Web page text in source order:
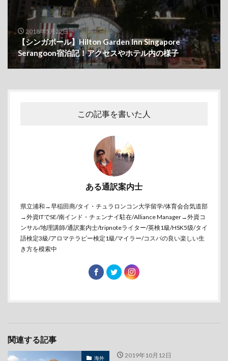
2018年5月22日
【シンガポール】Hilton Garden Inn Singapore
Serangoon宿泊記！アクセスやホテル内の様子
この記事を書いた人
ある通訳案内士
県立浦和→早稲田商/タイ・チュラロンコン大学留学/体育会合気道部
→外資ITでSE/南インド・チェンナイ駐在/Alliance Manager→外資コ
ンサル/地理講師/通訳案内士/tripnoteライター/英検1級/HSK5级/タイ
語検定3級/アロマテラピー検定1級/マイラー/コスパの良い楽しい生
き方を模索中
関連する記事
海外
2019年10月12日